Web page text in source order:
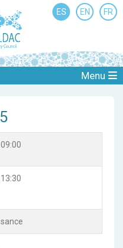
ES EN FR
Menu